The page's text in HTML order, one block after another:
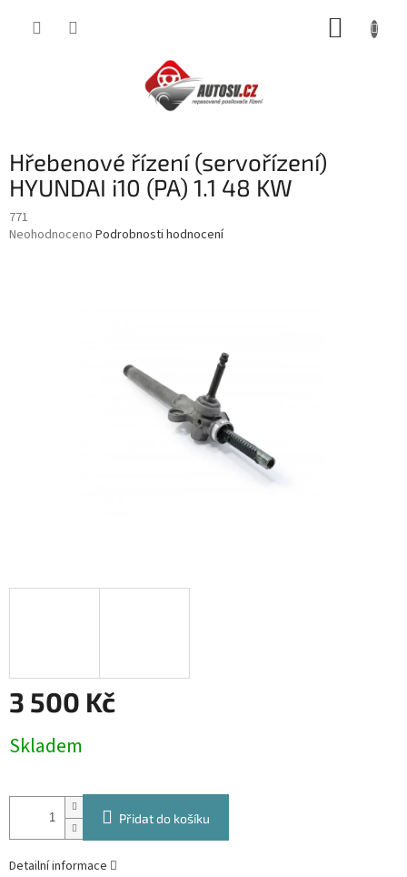
Hřebenové řízení (servořízení)
HYUNDAI i10 (PA) 1.1 48 KW
771
Průměrné
Neohodnoceno Podrobnosti hodnocení
3 500 Kč
cena:
Skladem
Přidat do košíku
Detailní informace